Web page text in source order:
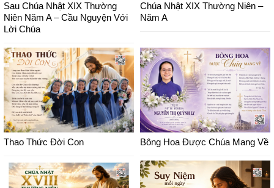
Sau Chúa Nhật XIX Thường
Niên Năm A – Cầu Nguyện Với
Lời Chúa
Chúa Nhật XIX Thường Niên –
Năm A
Thao Thức Đời Con Bông Hoa Được Chúa Mang Về